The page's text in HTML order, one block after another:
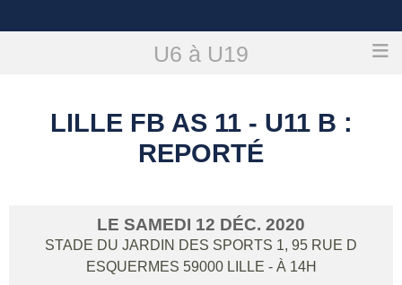
U6 à U19
Lille Fb As 11 - U11 B : reporté
LILLE FB AS 11 - U11 B :
REPORTÉ
LE SAMEDI 12 DÉC. 2020
STADE DU JARDIN DES SPORTS 1, 95 RUE D
ESQUERMES 59000 LILLE - À 14H